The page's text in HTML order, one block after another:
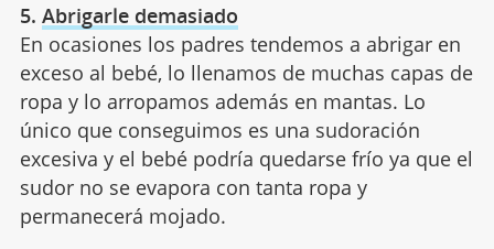
5. Abrigarle demasiado
En ocasiones los padres tendemos a abrigar en
exceso al bebé, lo llenamos de muchas capas de
ropa y lo arropamos además en mantas. Lo
único que conseguimos es una sudoración
excesiva y el bebé podría quedarse frío ya que el
sudor no se evapora con tanta ropa y
permanecerá mojado.